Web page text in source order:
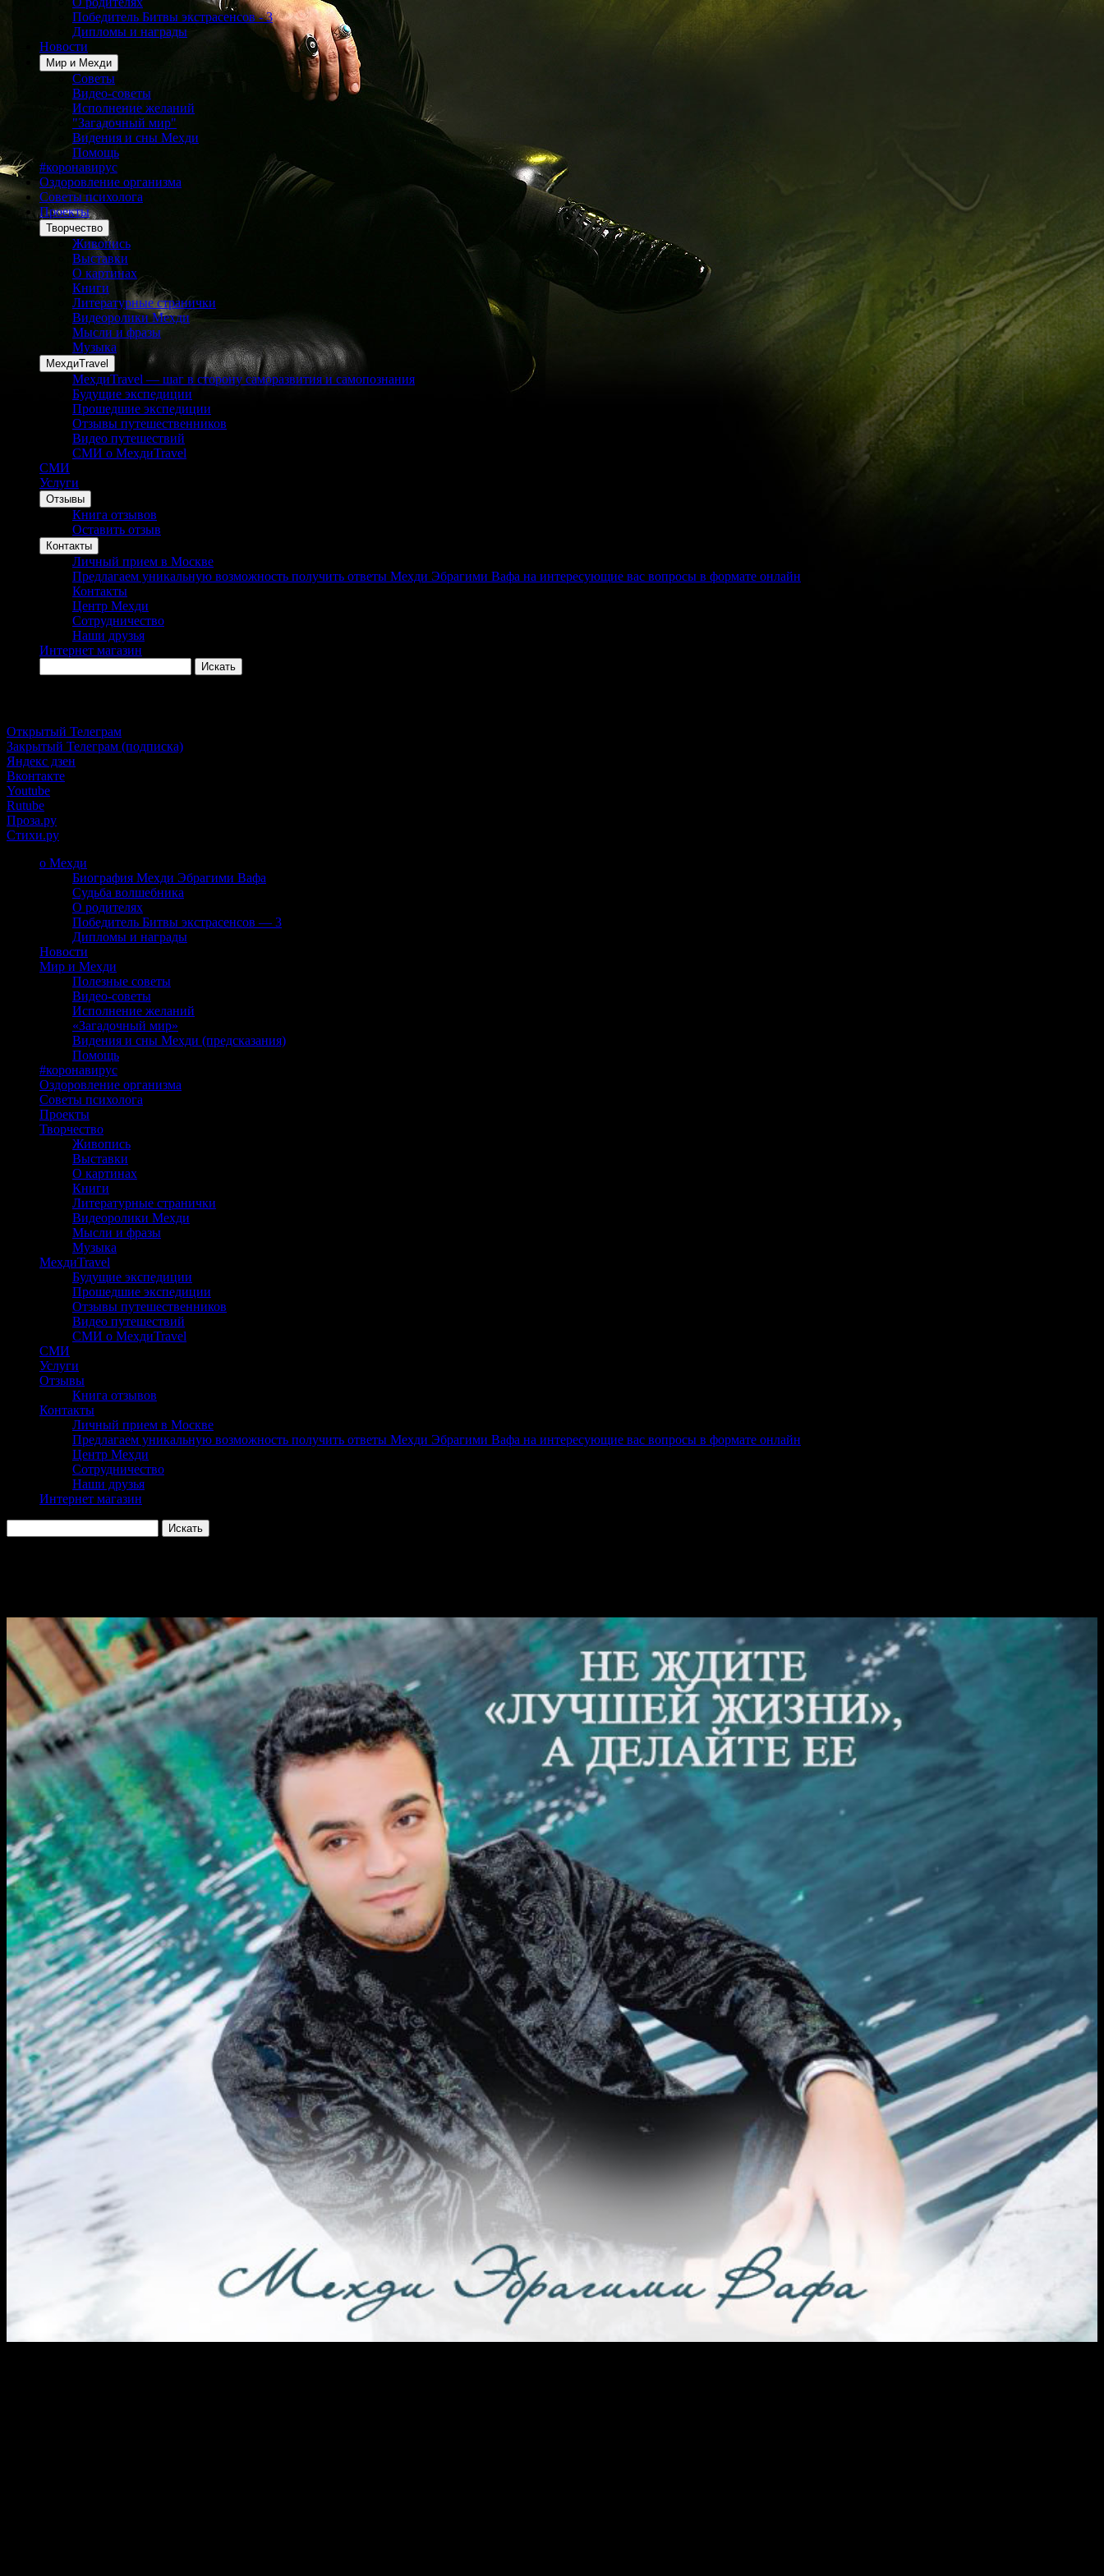
Победитель Битвы экстрасенсов - 3
Дипломы и награды
Новости
Мир и Мехди
Советы
Видео-советы
Исполнение желаний
"Загадочный мир"
Видения и сны Мехди
Помощь
#коронавирус
Оздоровление организма
Советы психолога
Проекты
Творчество
Живопись
Выставки
О картинах
Книги
Литературные странички
Видеоролики Мехди
Мысли и фразы
Музыка
МехдиTravel
МехдиTravel — шаг в сторону саморазвития и самопознания
Будущие экспедиции
Прошедшие экспедиции
Отзывы путешественников
Видео путешествий
СМИ о МехдиTravel
СМИ
Услуги
Отзывы
Книга отзывов
Оставить отзыв
Контакты
Личный прием в Москве
Предлагаем уникальную возможность получить ответы Мехди Эбрагими Вафа на интересующие вас вопросы в формате онлайн
Контакты
Центр Мехди
Сотрудничество
Наши друзья
Интернет магазин
Открытый Телеграм
Закрытый Телеграм (подписка)
Яндекс дзен
Вконтакте
Youtube
Rutube
Проза.ру
Стихи.ру
о Мехди
Биография Мехди Эбрагими Вафа
Судьба волшебника
О родителях
Победитель Битвы экстрасенсов — 3
Дипломы и награды
Новости
Мир и Мехди
Полезные советы
Видео-советы
Исполнение желаний
«Загадочный мир»
Видения и сны Мехди (предсказания)
Помощь
#коронавирус
Оздоровление организма
Советы психолога
Проекты
Творчество
Живопись
Выставки
О картинах
Книги
Литературные странички
Видеоролики Мехди
Мысли и фразы
Музыка
МехдиTravel
Будущие экспедиции
Прошедшие экспедиции
Отзывы путешественников
Видео путешествий
СМИ о МехдиTravel
СМИ
Услуги
Отзывы
Книга отзывов
Контакты
Личный прием в Москве
Предлагаем уникальную возможность получить ответы Мехди Эбрагими Вафа на интересующие вас вопросы в формате онлайн
Центр Мехди
Сотрудничество
Наши друзья
Интернет магазин